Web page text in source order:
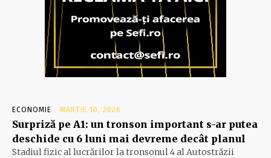
ECONOMIE MARTIE 10, 2026
Surpriză pe A1: un tronson important s-ar putea
deschide cu 6 luni mai devreme decât planul
Stadiul fizic al lucrărilor la tronsonul 4 al Autostrăzii